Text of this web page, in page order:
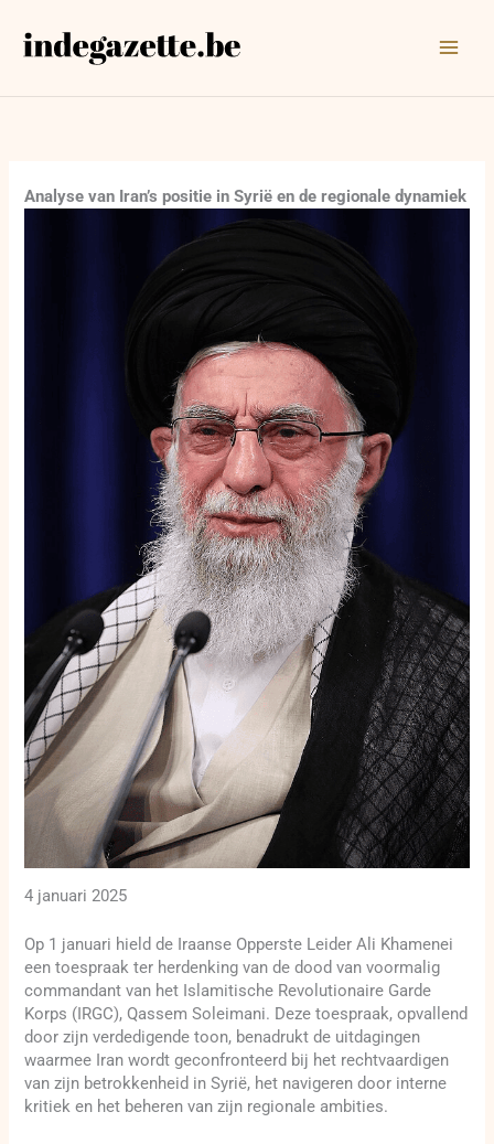
naar
Analyse van Iran’s positie in Syrië en de regionale dynamiek
4 januari 2025
Op 1 januari hield de Iraanse Opperste Leider Ali Khamenei
een toespraak ter herdenking van de dood van voormalig
commandant van het Islamitische Revolutionaire Garde
Korps (IRGC), Qassem Soleimani. Deze toespraak, opvallend
door zijn verdedigende toon, benadrukt de uitdagingen
waarmee Iran wordt geconfronteerd bij het rechtvaardigen
van zijn betrokkenheid in Syrië, het navigeren door interne
kritiek en het beheren van zijn regionale ambities.